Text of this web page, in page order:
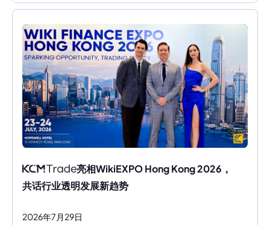
亮相WikiEXPO Hong Kong 2026，
共话行业透明发展新趋势
2026年7 月 29日